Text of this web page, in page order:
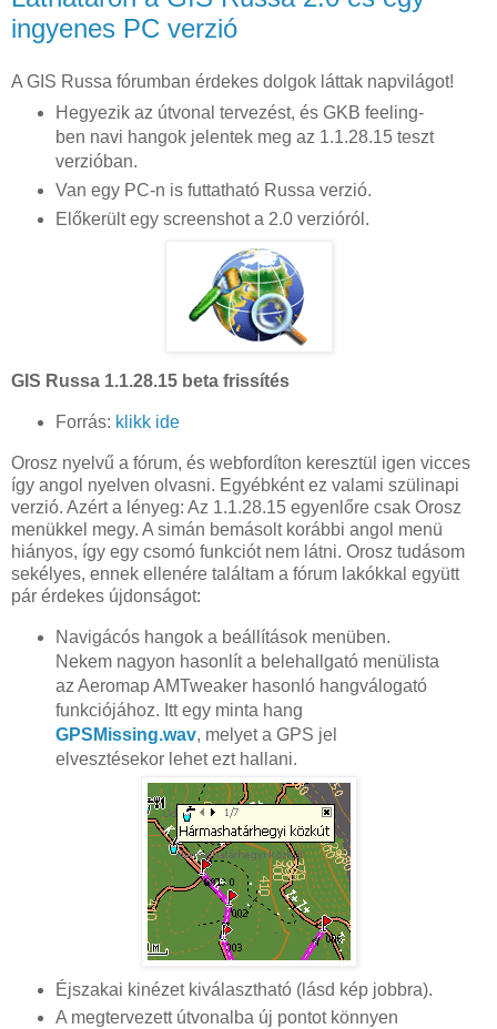
ingyenes PC verzió
A GIS Russa fórumban érdekes dolgok láttak napvilágot!
Hegyezik az útvonal tervezést, és GKB feeling-
ben navi hangok jelentek meg az 1.1.28.15 teszt
verzióban.
Van egy PC-n is futtatható Russa verzió.
Előkerült egy screenshot a 2.0 verzióról.
GIS Russa 1.1.28.15 beta frissítés
Forrás: klikk ide
Orosz nyelvű a fórum, és webfordíton keresztül igen vicces
így angol nyelven olvasni. Egyébként ez valami szülinapi
verzió. Azért a lényeg: Az 1.1.28.15 egyenlőre csak Orosz
menükkel megy. A simán bemásolt korábbi angol menü
hiányos, így egy csomó funkciót nem látni. Orosz tudásom
sekélyes, ennek ellenére találtam a fórum lakókkal együtt
pár érdekes újdonságot:
Navigácós hangok a beállítások menüben.
Nekem nagyon hasonlít a belehallgató menülista
az Aeromap AMTweaker hasonló hangválogató
funkciójához. Itt egy minta hang
GPSMissing.wav, melyet a GPS jel
elvesztésekor lehet ezt hallani.
Éjszakai kinézet kiválasztható (lásd kép jobbra).
A megtervezett útvonalba új pontot könnyen